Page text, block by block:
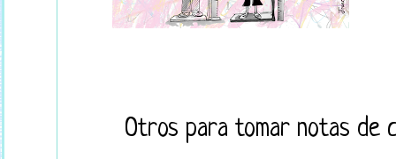
Otros para tomar notas de